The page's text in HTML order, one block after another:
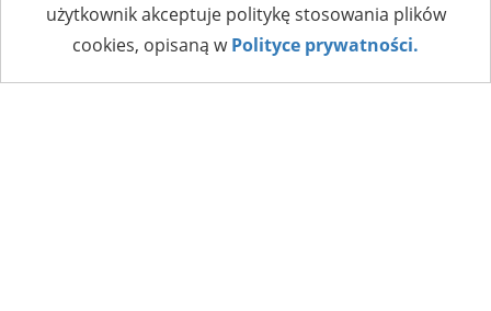
użytkownik akceptuje politykę stosowania plików
cookies, opisaną wPolityce prywatności.